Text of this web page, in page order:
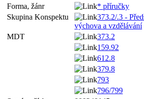
Forma, žánr
* příručky
Skupina Konspektu
373.2/.3 -
výchova a vzdělávání
MDT
373.2
159.92
612.8
379.8
793
796/799